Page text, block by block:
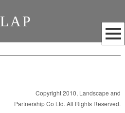
LAP
メ
ニ
ュ
開
く
Copyright 2010, Landscape and
Partnership Co Ltd. All Rights Reserved.